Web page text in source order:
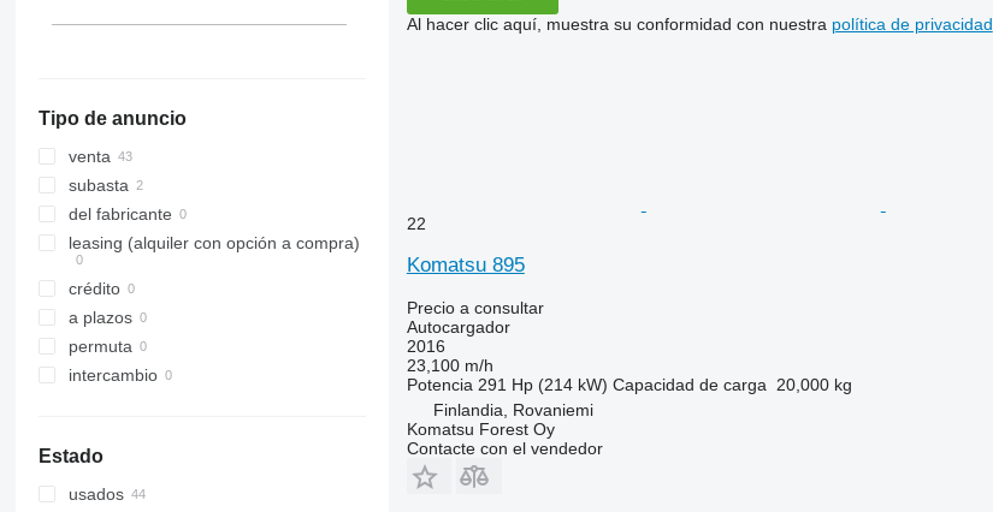
Tipo de anuncio
venta
subasta
del fabricante
leasing (alquiler con opción a compra)
crédito
a plazos
permuta
intercambio
Estado
usados
Al hacer clic aquí, muestra su conformidad con nuestra política de privacidad
22
Komatsu 895
Precio a consultar
Autocargador
2016
23,100 m/h
Potencia 291 Hp (214 kW) Capacidad de carga
20,000 kg
Finlandia, Rovaniemi
Komatsu Forest Oy
Contacte con el vendedor